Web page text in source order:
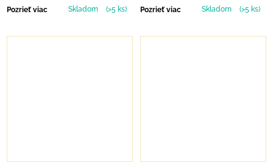
Pozrieť viac Skladom (>5 ks) Pozrieť viac Skladom (>5 ks)